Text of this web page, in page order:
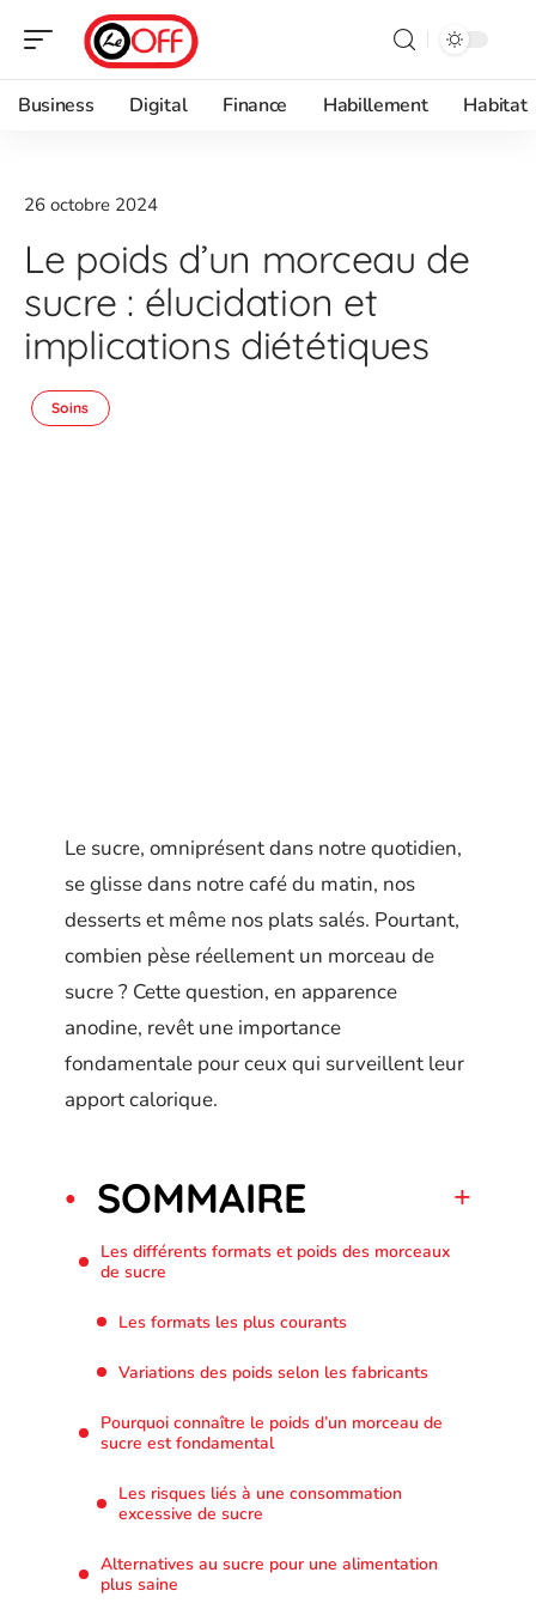
Business Digital Finance Habillement Habitat
26 octobre 2024
Le poids d’un morceau de
sucre : élucidation et
implications diététiques
Soins
Le sucre, omniprésent dans notre quotidien,
se glisse dans notre café du matin, nos
desserts et même nos plats salés. Pourtant,
combien pèse réellement un morceau de
sucre ? Cette question, en apparence
anodine, revêt une importance
fondamentale pour ceux qui surveillent leur
apport calorique.
SOMMAIRE
Les différents formats et poids des morceaux
de sucre
Les formats les plus courants
Variations des poids selon les fabricants
Pourquoi connaître le poids d’un morceau de
sucre est fondamental
Les risques liés à une consommation
excessive de sucre
Alternatives au sucre pour une alimentation
plus saine